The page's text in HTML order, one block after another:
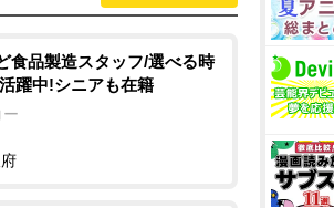
食品製造スタッフ/選べる時
躍中!シニアも在籍